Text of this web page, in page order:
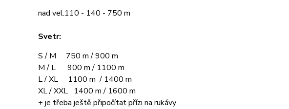
nad vel.110 - 140 - 750 m
Svetr:
S / M 750 m / 900 m
M / L 900 m / 1100 m
L / XL 1100 m / 1400 m
XL / XXL 1400 m / 1600 m
+ je třeba ještě připočítat přízi na rukávy